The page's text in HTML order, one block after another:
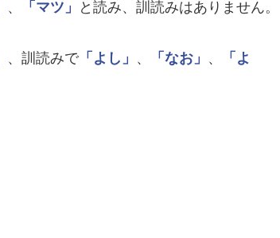
、 「マツ」 と読み、訓読みはありません。
、訓読みで「よし」 、 「なお」 、
「よ